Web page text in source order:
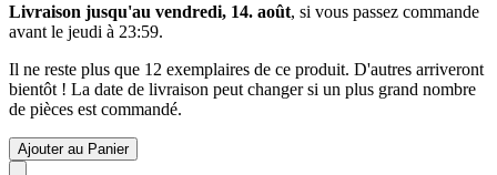
Livraison jusqu'au vendredi, 14. août, si vous passez commande
avant le jeudi à 23:59.
Il ne reste plus que 12 exemplaires de ce produit. D'autres arriveront
bientôt ! La date de livraison peut changer si un plus grand nombre
de pièces est commandé.
Ajouter au Panier